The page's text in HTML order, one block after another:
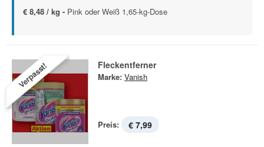
€ 8,48 / kg - Pink oder Weiß 1,65-kg-Dose
Verpasst! Fleckentferner
Marke: Vanish
Preis: € 7,99